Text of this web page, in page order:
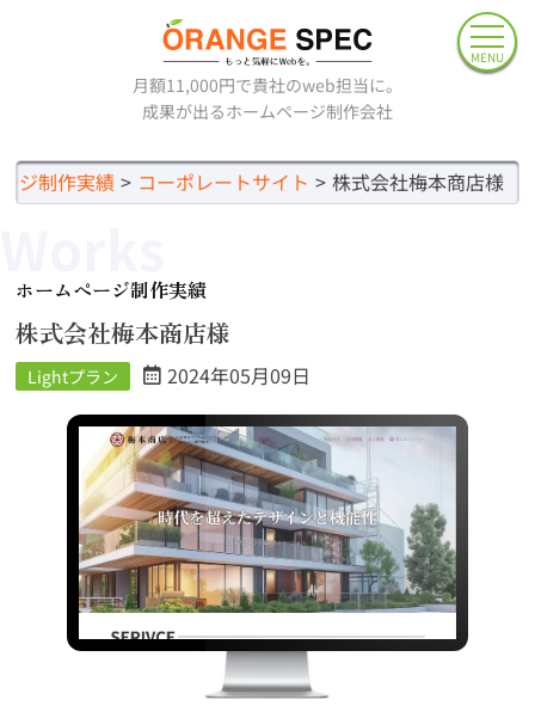
MENU
月額11,000円で貴社のweb担当に。
成果が出るホームページ制作会社
ジ制作実績 コーポレートサイト 株式会社梅本商店様
ホームページ制作実績
株式会社梅本商店様
Lightプラン 2024年05月09日